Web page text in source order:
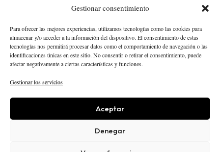
Gestionar consentimiento
Para ofrecer las mejores experiencias, utilizamos tecnologías como las cookies para
almacenar y/o acceder a la información del dispositivo. El consentimiento de estas
tecnologías nos permitirá procesar datos como el comportamiento de navegación o las
identificaciones únicas en este sitio. No consentir o retirar el consentimiento, puede
afectar negativamente a ciertas características y funciones.
Gestionar los servicios
Aceptar
Denegar
Hace 2 días
INTELIGENCIA ARTIFICIAL
CREATOR ECONOMY
ROBÓTICA
NEGOCIOS
ECONOMÍA
ACTUALIDAD